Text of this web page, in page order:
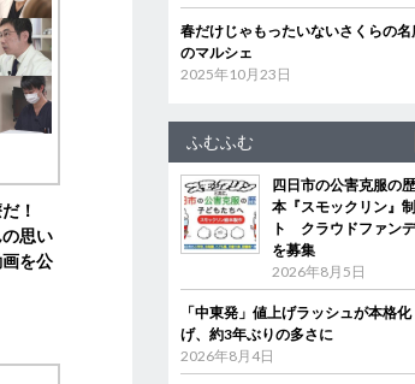
だ！
思い
を公
春だけじゃもったいないさくらの
のマルシェ
2025年10月23日
ふむふむ
四日市の公害克服の
本『スモックリン』
ト クラウドファン
を募集
2026年8月5日
「中東発」値上げラッシュが本格
げ、約3年ぶりの多さに
2026年8月4日